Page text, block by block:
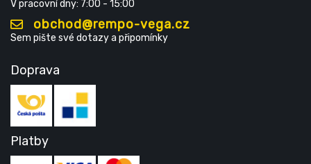
V pracovní dny: 7:00 - 15:00
obchod@rempo-vega.cz
Sem pište své dotazy a připomínky
Doprava
Platby